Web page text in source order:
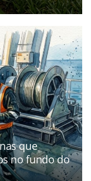
que
no fundo do